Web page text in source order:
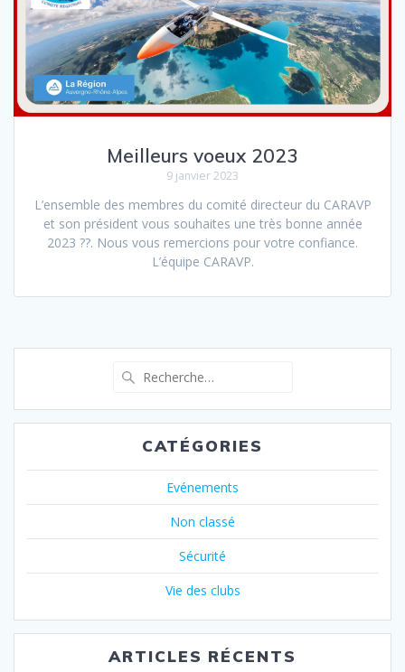
Meilleurs voeux 2023
9 janvier 2023
L’ensemble des membres du comité directeur du CARAVP
et son président vous souhaites une très bonne année
2023 ??. Nous vous remercions pour votre confiance.
L’équipe CARAVP.
pour
:
CATÉGORIES
Evénements
Non classé
Sécurité
Vie des clubs
ARTICLES RÉCENTS